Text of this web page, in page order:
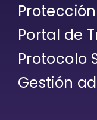
Portal de
Protocolo
Gestión